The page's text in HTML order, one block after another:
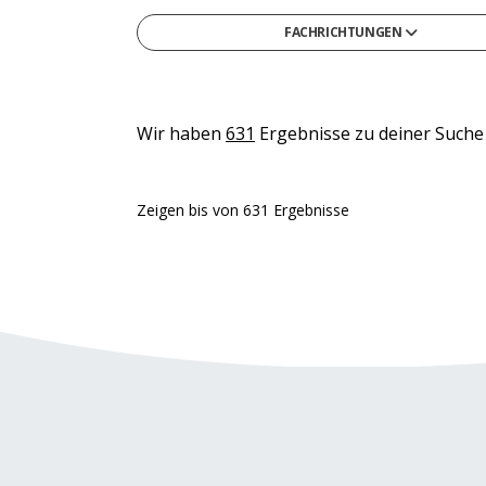
FACHRICHTUNGEN
Gesellschafts- & Sozialwissenschaften
Informatik
Medien, Kommunikation & Marketing
Wir haben 631 Ergebnisse zu deiner
Zeigen bis von 631 Ergebnisse